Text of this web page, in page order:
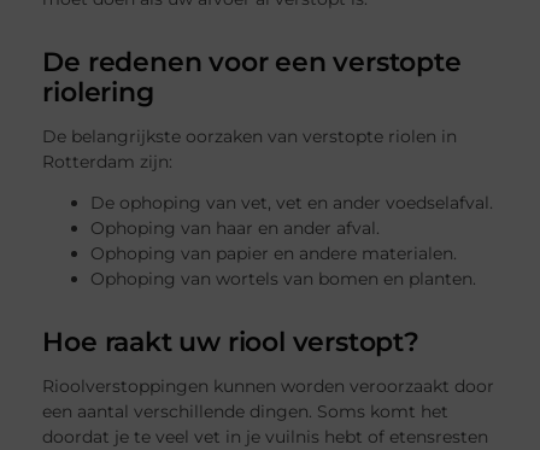
De redenen voor een verstopte
riolering
De belangrijkste oorzaken van verstopte riolen in
Rotterdam zijn:
De ophoping van vet, vet en ander voedselafval.
Ophoping van haar en ander afval.
Ophoping van papier en andere materialen.
Ophoping van wortels van bomen en planten.
Hoe raakt uw riool verstopt?
Rioolverstoppingen kunnen worden veroorzaakt door
een aantal verschillende dingen. Soms komt het
doordat je te veel vet in je vuilnis hebt of etensresten